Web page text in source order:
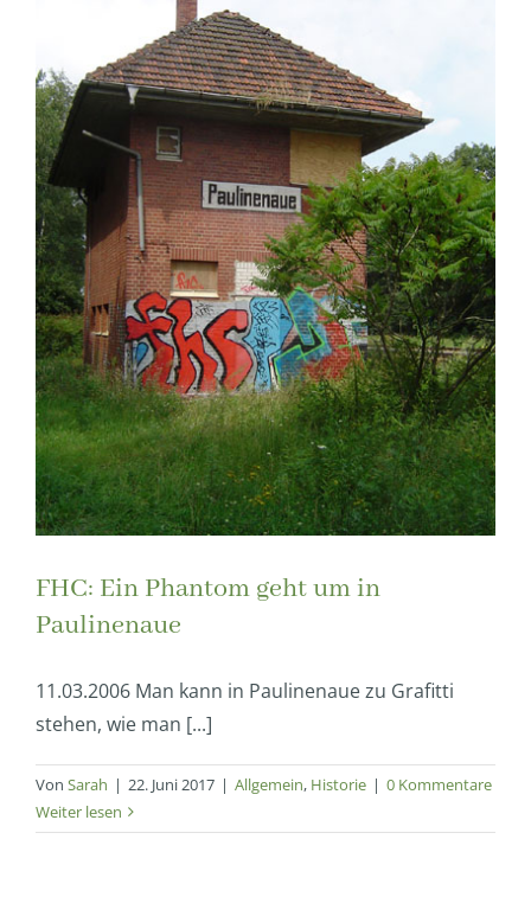
FHC: Ein Phantom geht um in
Paulinenaue
11.03.2006 Man kann in Paulinenaue zu Grafitti
stehen, wie man [...]
Von Sarah | 22. Juni 2017 | Allgemein, Historie | 0 Kommentare
Weiter lesen